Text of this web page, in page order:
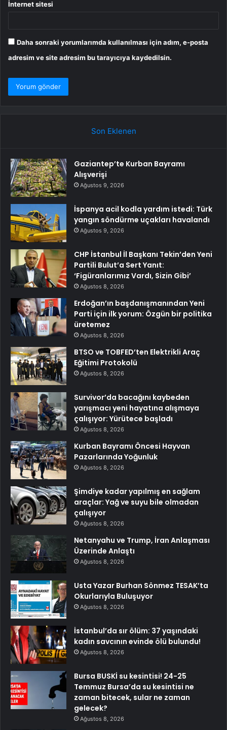
İnternet sitesi
Daha sonraki yorumlarımda kullanılması için adım, e-posta
adresim ve site adresim bu tarayıcıya kaydedilsin.
Son Eklenen
Gaziantep’te Kurban Bayramı
Alışverişi
Ağustos 9, 2026
İspanya acil kodla yardım istedi: Türk
yangın söndürme uçakları havalandı
Ağustos 9, 2026
CHP İstanbul İl Başkanı Tekin’den Yeni
Partili Bulut’a Sert Yanıt:
‘Figüranlarımız Vardı, Sizin Gibi’
Ağustos 8, 2026
Erdoğan’ın başdanışmanından Yeni
Parti için ilk yorum: Özgün bir politika
üretemez
Ağustos 8, 2026
BTSO ve TOBFED’ten Elektrikli Araç
Eğitimi Protokolü
Ağustos 8, 2026
Survivor’da bacağını kaybeden
yarışmacı yeni hayatına alışmaya
çalışıyor: Yürütece başladı
Ağustos 8, 2026
Kurban Bayramı Öncesi Hayvan
Pazarlarında Yoğunluk
Ağustos 8, 2026
Şimdiye kadar yapılmış en sağlam
araçlar: Yağ ve suyu bile olmadan
çalışıyor
Ağustos 8, 2026
Netanyahu ve Trump, İran Anlaşması
Üzerinde Anlaştı
Ağustos 8, 2026
Usta Yazar Burhan Sönmez TESAK’ta
Okurlarıyla Buluşuyor
Ağustos 8, 2026
İstanbul’da sır ölüm: 37 yaşındaki
kadın savcının evinde ölü bulundu!
Ağustos 8, 2026
Bursa BUSKİ su kesintisi! 24-25
Temmuz Bursa’da su kesintisi ne
zaman bitecek, sular ne zaman
gelecek?
Ağustos 8, 2026